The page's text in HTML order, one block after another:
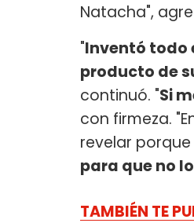
Natacha",
"Inventó todo
producto de
continuó. "Si
con firmeza.
revelar
para que no
TAMBIÉN TE